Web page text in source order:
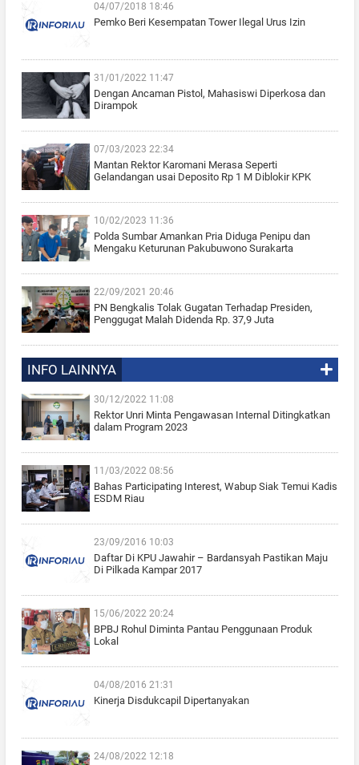
04/07/2018 18:46
Pemko Beri Kesempatan Tower Ilegal Urus Izin
31/01/2022 11:47
Dengan Ancaman Pistol, Mahasiswi Diperkosa dan
Dirampok
07/03/2023 22:34
Mantan Rektor Karomani Merasa Seperti
Gelandangan usai Deposito Rp 1 M Diblokir KPK
10/02/2023 11:36
Polda Sumbar Amankan Pria Diduga Penipu dan
Mengaku Keturunan Pakubuwono Surakarta
22/09/2021 20:46
PN Bengkalis Tolak Gugatan Terhadap Presiden,
Penggugat Malah Didenda Rp. 37,9 Juta
INFO LAINNYA
30/12/2022 11:08
Rektor Unri Minta Pengawasan Internal Ditingkatkan
dalam Program 2023
11/03/2022 08:56
Bahas Participating Interest, Wabup Siak Temui Kadis
ESDM Riau
23/09/2016 10:03
Daftar Di KPU Jawahir – Bardansyah Pastikan Maju
Di Pilkada Kampar 2017
15/06/2022 20:24
BPBJ Rohul Diminta Pantau Penggunaan Produk
Lokal
04/08/2016 21:31
Kinerja Disdukcapil Dipertanyakan
24/08/2022 12:18